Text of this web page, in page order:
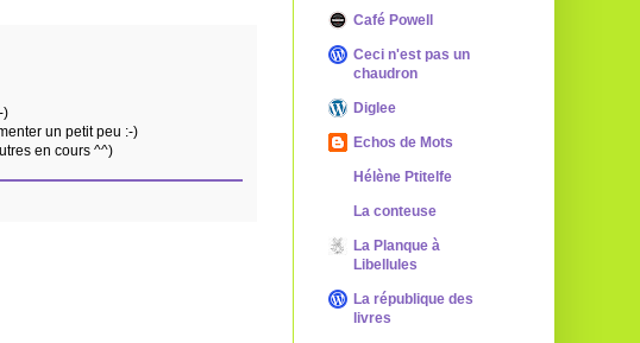
)
un petit peu :-)
en cours ^^)
Café Powell
Ceci n'est pas un
chaudron
Diglee
Echos de Mots
Hélène Ptitelfe
La conteuse
La Planque à
Libellules
La république des
livres